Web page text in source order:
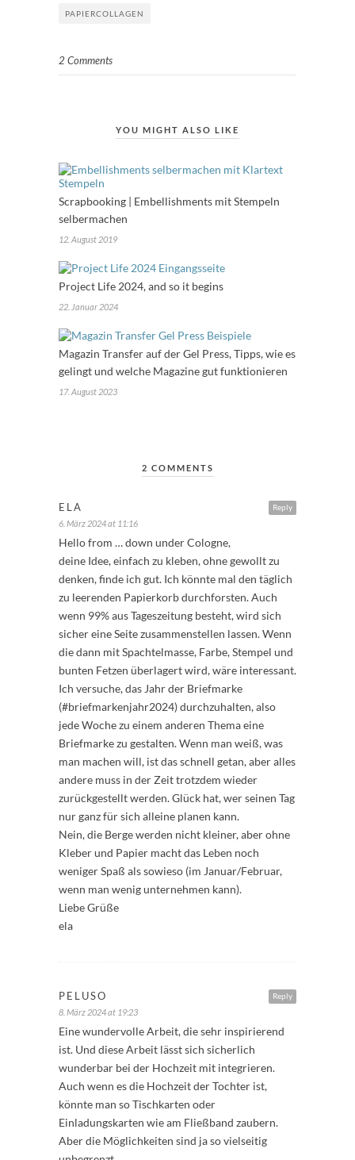
PAPIERCOLLAGEN
2 Comments
YOU MIGHT ALSO LIKE
Scrapbooking | Embellishments mit Stempeln
selbermachen
12. August 2019
Project Life 2024, and so it begins
22. Januar 2024
Magazin Transfer auf der Gel Press, Tipps, wie es
gelingt und welche Magazine gut funktionieren
17. August 2023
2 COMMENTS
Reply
ELA
6. März 2024 at 11:16
Hello from … down under Cologne,
deine Idee, einfach zu kleben, ohne gewollt zu
denken, finde ich gut. Ich könnte mal den täglich
zu leerenden Papierkorb durchforsten. Auch
wenn 99% aus Tageszeitung besteht, wird sich
sicher eine Seite zusammenstellen lassen. Wenn
die dann mit Spachtelmasse, Farbe, Stempel und
bunten Fetzen überlagert wird, wäre interessant.
Ich versuche, das Jahr der Briefmarke
(#briefmarkenjahr2024) durchzuhalten, also
jede Woche zu einem anderen Thema eine
Briefmarke zu gestalten. Wenn man weiß, was
man machen will, ist das schnell getan, aber alles
andere muss in der Zeit trotzdem wieder
zurückgestellt werden. Glück hat, wer seinen Tag
nur ganz für sich alleine planen kann.
Nein, die Berge werden nicht kleiner, aber ohne
Kleber und Papier macht das Leben noch
weniger Spaß als sowieso (im Januar/Februar,
wenn man wenig unternehmen kann).
Liebe Grüße
ela
Reply
PELUSO
8. März 2024 at 19:23
Eine wundervolle Arbeit, die sehr inspirierend
ist. Und diese Arbeit lässt sich sicherlich
wunderbar bei der Hochzeit mit integrieren.
Auch wenn es die Hochzeit der Tochter ist,
könnte man so Tischkarten oder
Einladungskarten wie am Fließband zaubern.
Aber die Möglichkeiten sind ja so vielseitig